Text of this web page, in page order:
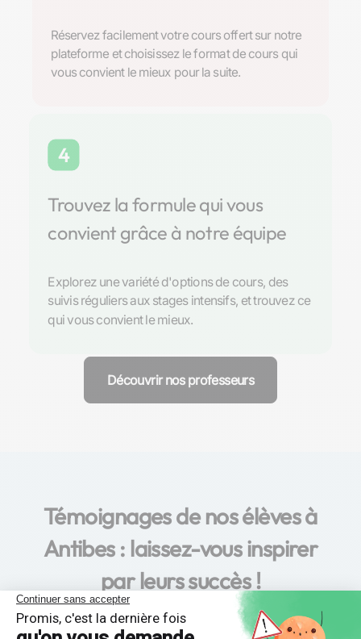
Réservez facilement votre cours offert sur notre
plateforme et choisissez le format de cours qui
vous convient le mieux pour la suite.
4
Trouvez la formule qui vous
convient grâce à notre équipe
Explorez une variété d'options de cours, des
suivis réguliers aux stages intensifs, et trouvez ce
qui vous convient le mieux.
Découvrir nos professeurs
Témoignages de nos élèves à
Antibes : laissez-vous inspirer
par leurs succès !